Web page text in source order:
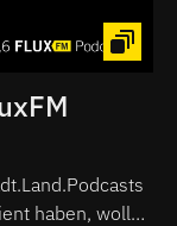
haben, wollen